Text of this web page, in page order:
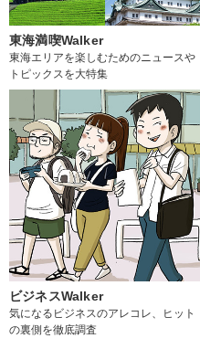
東海満喫Walker
東海エリアを楽しむためのニュースや
トピックスを大特集
ビジネスWalker
気になるビジネスのアレコレ、ヒット
の裏側を徹底調査